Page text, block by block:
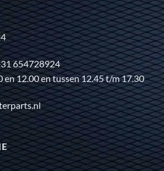
654728924
en 12.00 en tussen 12.45 t/m 17.30